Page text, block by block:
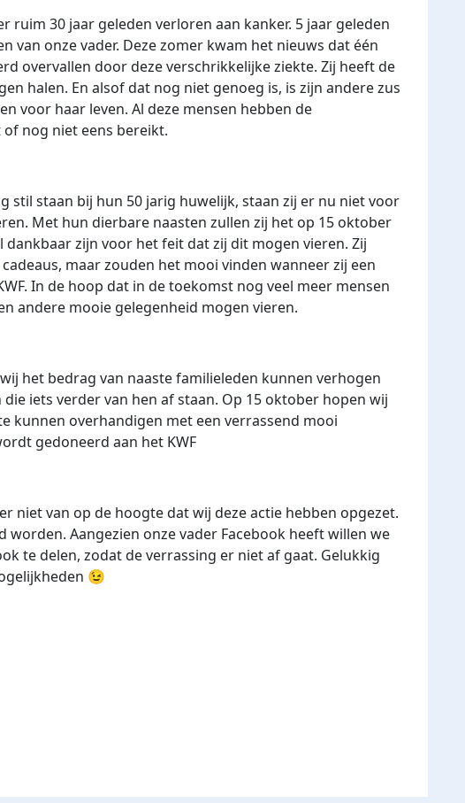
ruim 30 jaar geleden verloren aan kanker. 5 jaar geleden
van onze vader. Deze zomer kwam het nieuws dat één
overvallen door deze verschrikkelijke ziekte. Zij heeft de
halen. En alsof dat nog niet genoeg is, is zijn andere zus
voor haar leven. Al deze mensen hebben de
nog niet eens bereikt.
stil staan bij hun 50 jarig huwelijk, staan zij er nu niet voor
Met hun dierbare naasten zullen zij het op 15 oktober
dankbaar zijn voor het feit dat zij dit mogen vieren. Zij
maar zouden het mooi vinden wanneer zij een
In de hoop dat in de toekomst nog veel meer mensen
andere mooie gelegenheid mogen vieren.
het bedrag van naaste familieleden kunnen verhogen
iets verder van hen af staan. Op 15 oktober hopen wij
kunnen overhandigen met een verrassend mooi
gedoneerd aan het KWF
niet van op de hoogte dat wij deze actie hebben opgezet.
worden. Aangezien onze vader Facebook heeft willen we
te delen, zodat de verrassing er niet af gaat. Gelukkig
😉